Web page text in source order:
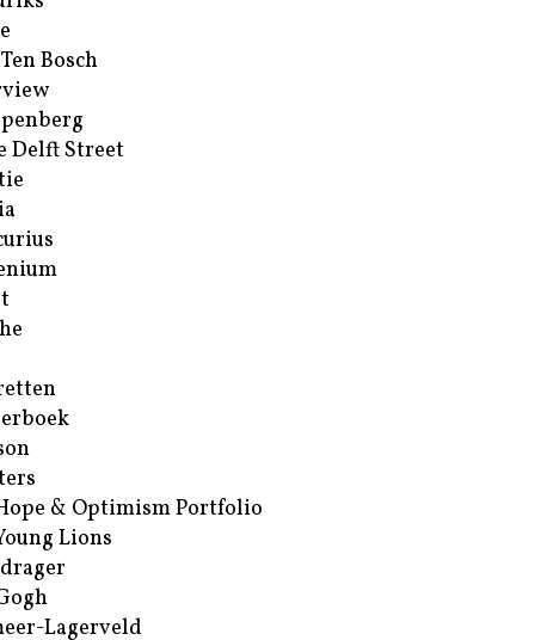
Bosch
Delft Street
& Optimism Portfolio
Lions
Lagerveld